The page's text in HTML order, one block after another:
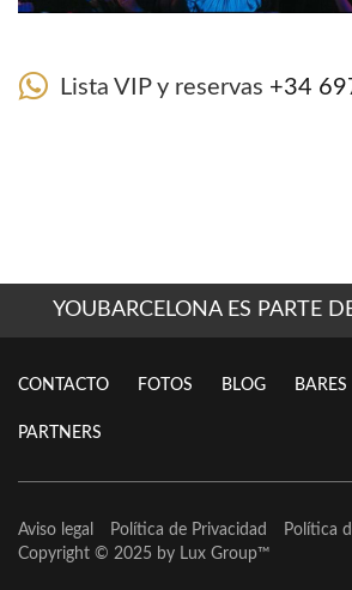
Lista VIP y reservas +34
YOUBARCELONA ES PARTE
CONTACTO FOTOS BLOG BARES
PARTNERS
Aviso legal Política de Privacidad
Política
Copyright © 2025 by Lux Group™